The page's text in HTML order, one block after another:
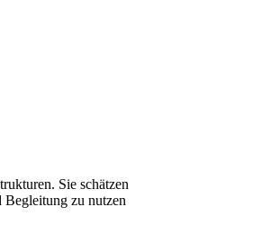
Sie schätzen
Begleitung zu nutzen